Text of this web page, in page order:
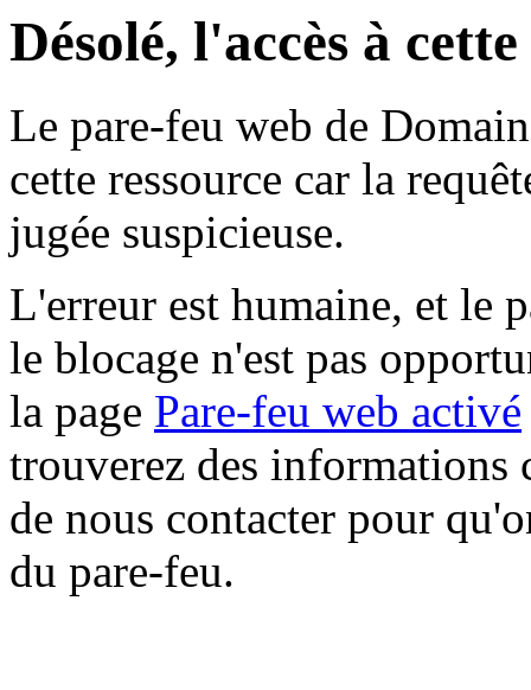
Désolé, l'accès à
Le pare-feu web de
cette ressource car la
jugée suspicieuse.
L'erreur est humaine, et le
le blocage n'est pas
la page Pare-feu web activé
trouverez des informations
de nous contacter pour
du pare-feu.